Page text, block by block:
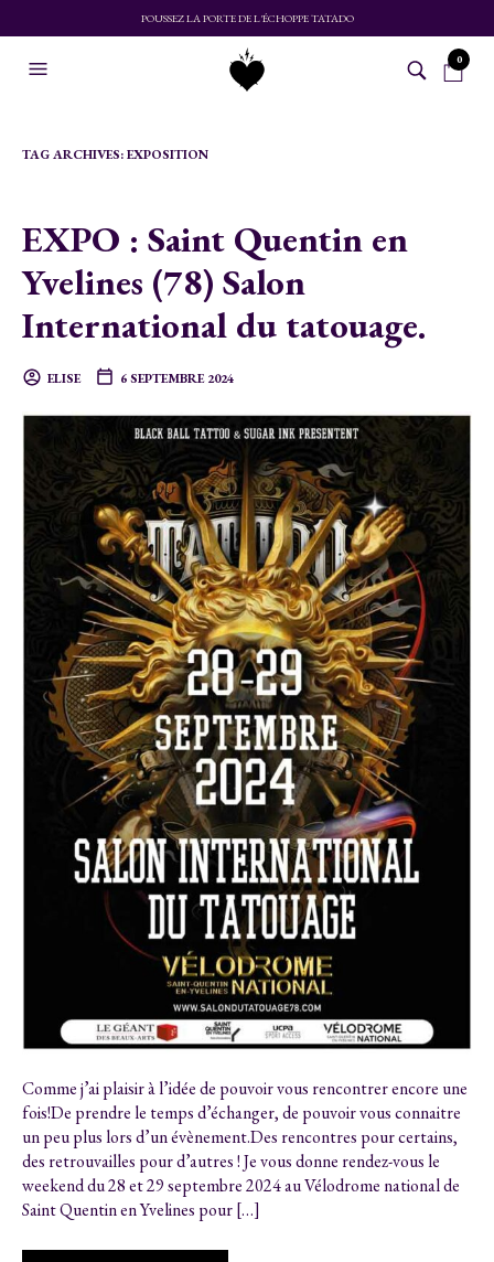
POUSSEZ LA PORTE DE L'ÉCHOPPE TATADO
0
TAG ARCHIVES:EXPOSITION
EXPO : Saint Quentin en
Yvelines (78) Salon
International du tatouage.
ELISE 6 SEPTEMBRE 2024
Comme j’ai plaisir à l’idée de pouvoir vous rencontrer encore une
fois!De prendre le temps d’échanger, de pouvoir vous connaitre
un peu plus lors d’un évènement.Des rencontres pour certains,
des retrouvailles pour d’autres ! Je vous donne rendez-vous le
weekend du 28 et 29 septembre 2024 au Vélodrome national de
Saint Quentin en Yvelines pour […]